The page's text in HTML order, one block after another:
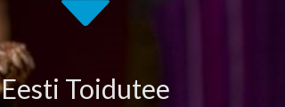
Eesti Toidutee